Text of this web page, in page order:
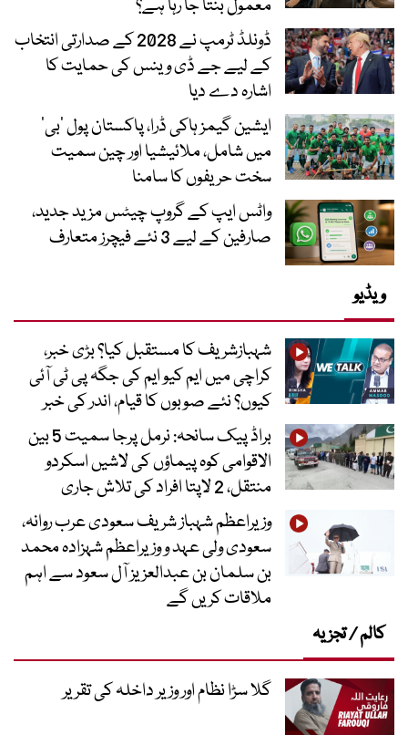
معمول بنتا جا رہا ہے؟
ڈونلڈ ٹرمپ نے 2028 کے صدارتی انتخاب
کے لیے جے ڈی وینس کی حمایت کا
اشارہ دے دیا
ایشین گیمز ہاکی ڈرا، پاکستان پول ’بی‘
میں شامل، ملائیشیا اور چین سمیت
سخت حریفوں کا سامنا
واٹس ایپ کے گروپ چیٹس مزید جدید،
صارفین کے لیے 3 نئے فیچرز متعارف
ویڈیو
شہبازشریف کا مستقبل کیا؟ بڑی خبر،
کراچی میں ایم کیو ایم کی جگہ پی ٹی آئی
کیوں؟ نئے صوبوں کا قیام، اندر کی خبر
براڈ پیک سانحہ: نرمل پرجا سمیت 5 بین
الاقوامی کوہ پیماؤں کی لاشیں اسکردو
منتقل، 2 لاپتا افراد کی تلاش جاری
وزیراعظم شہباز شریف سعودی عرب روانہ،
سعودی ولی عہد و وزیراعظم شہزادہ محمد
بن سلمان بن عبدالعزیز آل سعود سے اہم
ملاقات کریں گے
کالم / تجزیہ
گلا سڑا نظام اور وزیر داخلہ کی تقریر